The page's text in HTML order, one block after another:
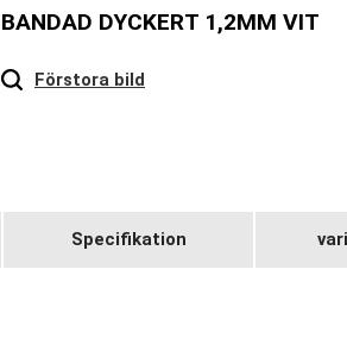
BANDAD DYCKERT 1,2MM VIT
Förstora bild
Hover
Specifikation